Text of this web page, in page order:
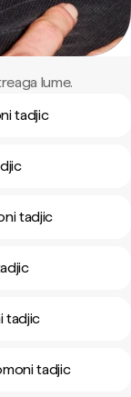
lume.
tadjic
tadjic
tadjic
tadjic